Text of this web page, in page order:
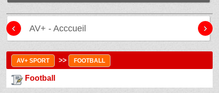
AV+ - Acccueil
‹ ›
AV+ SPORT >> FOOTBALL
Football